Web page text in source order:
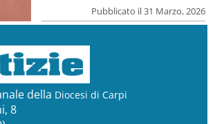
Pubblicato il 31 Marzo, 2026
della Diocesi di Carpi
8